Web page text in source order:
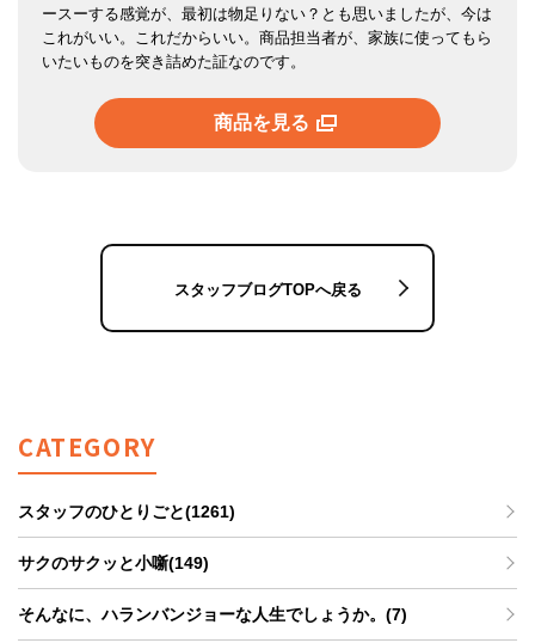
ースーする感覚が、最初は物足りない？とも思いましたが、今は
これがいい。これだからいい。商品担当者が、家族に使ってもら
いたいものを突き詰めた証なのです。
商品を見る
スタッフブログTOPへ戻る
CATEGORY
スタッフのひとりごと(1261)
サクのサクッと小噺(149)
そんなに、ハランバンジョーな人生でしょうか。(7)